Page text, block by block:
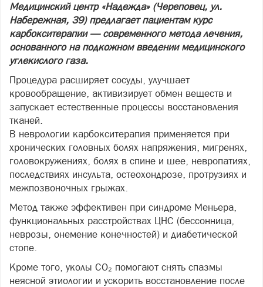
Медицинский центр «Надежда» (Череповец, ул.
Набережная, 39) предлагает пациентам курс
карбокситерапии — современного метода лечения,
основанного на подкожном введении медицинского
углекислого газа.
Процедура расширяет сосуды, улучшает
кровообращение, активизирует обмен веществ и
запускает естественные процессы восстановления
тканей.
В неврологии карбокситерапия применяется при
хронических головных болях напряжения, мигренях,
головокружениях, болях в спине и шее, невропатиях,
последствиях инсульта, остеохондрозе, протрузиях и
межпозвоночных грыжах.
Метод также эффективен при синдроме Меньера,
функциональных расстройствах ЦНС (бессонница,
неврозы, онемение конечностей) и диабетической
стопе.
Кроме того, уколы CO₂ помогают снять спазмы
неясной этиологии и ускорить восстановление после